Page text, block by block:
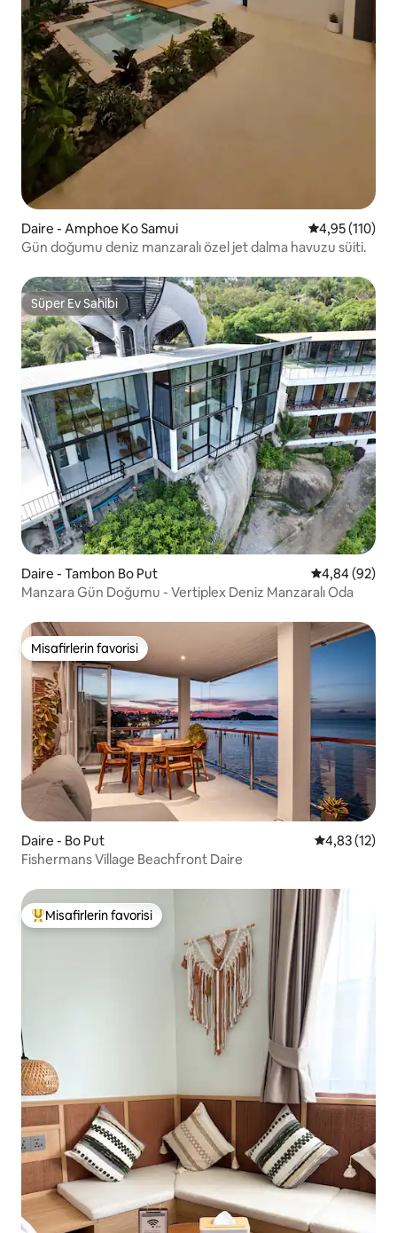
Daire - Amphoe Ko Samui 5 üzerinden
4,95 (110)
Gün doğumu deniz manzaralı özel jet dalma havuzu süiti.
Süper Ev Sahibi
Süper Ev Sahibi
Daire - Tambon Bo Put 5 üzerinden
4,84 (92)
Manzara Gün Doğumu - Vertiplex Deniz Manzaralı Oda
Misafirlerin favorisi
Misafirlerin favorisi
Daire - Bo Put 5 üzerinden
4,83 (12)
Fishermans Village Beachfront Daire
Misafirlerin favorilerinden en beğenilenler arasında
Misafirlerin favorisi